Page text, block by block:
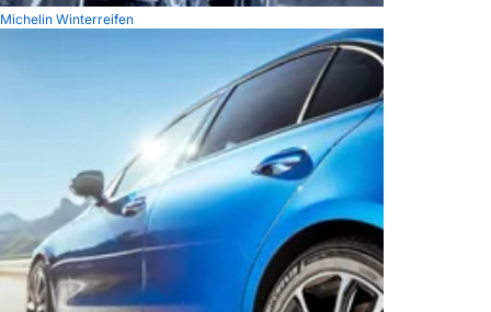
Michelin Winterreifen